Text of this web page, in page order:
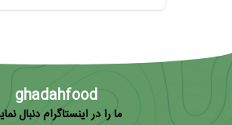
ghadahfood
ما را در اینستاگرام دنبال